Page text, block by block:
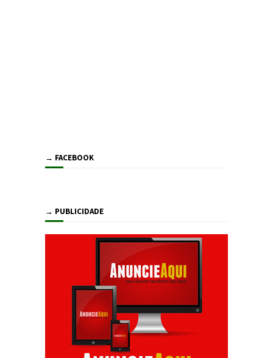
→ FACEBOOK
→ PUBLICIDADE